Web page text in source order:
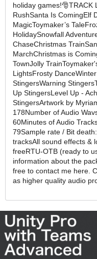
holiday games!🎅TRACK
RushSanta Is ComingElf
MagicToymaker’s
HolidaySnowfall
ChaseChristmas
MarchChristmas is
TownJolly
LightsFrosty
StingersWarning
Up StingersLevel Up -
StingersArtwork by
178Number of Audio
60Minutes of Audio
79Sample rate / Bit
tracksAll sound effects &
freeRTU-OTB (ready to
information about the
free to contact me here.
as higher quality audio